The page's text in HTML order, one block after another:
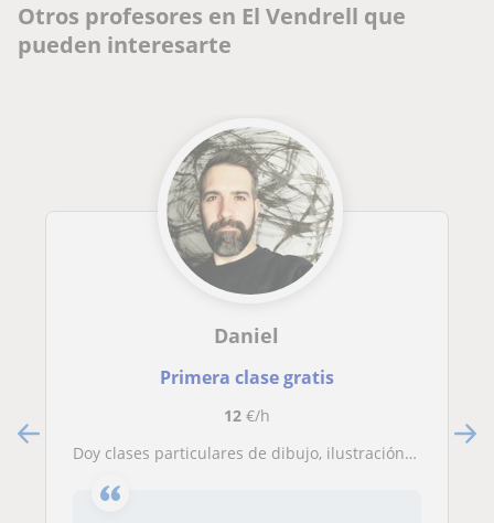
Otros profesores en El Vendrell que
pueden interesarte
Daniel
Primera clase gratis
12€/h
Doy clases particulares de dibujo, ilustración y digital con photoshop